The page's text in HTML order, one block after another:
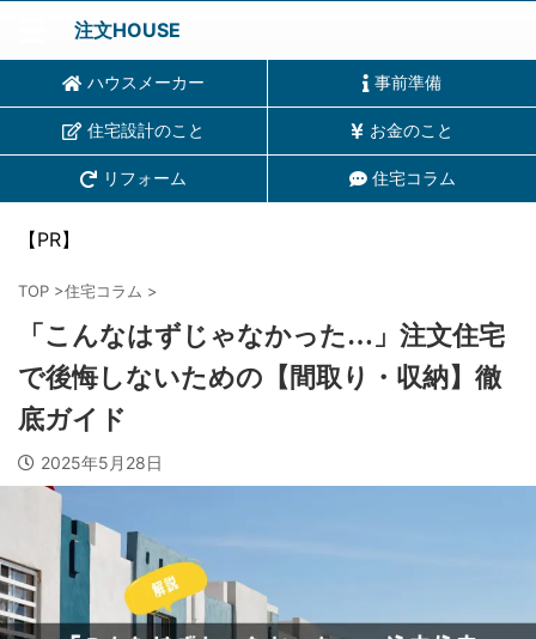
注文HOUSE
ハウスメーカー 事前準備
住宅設計のこと お金のこと
リフォーム 住宅コラム
【PR】
TOP >住宅コラム >
「こんなはずじゃなかった…」注文住宅
で後悔しないための【間取り・収納】徹
底ガイド
2025年5月28日